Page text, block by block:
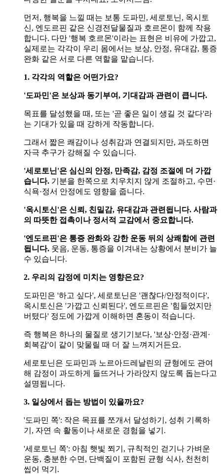
먼저, 행복을 느낄 때는 보통 도파민, 세로토닌, 옥시토
신, 엔도르핀 같은 신경전달물질과 호르몬이 함께 작용
합니다. 다만 '행복 호르몬'이라는 표현은 비유에 가깝고,
실제로는 각각이 우리 몸에서는 보상, 안정, 유대감, 통증
완화 같은 서로 다른 역할을 맡습니다.
1. 각각의 역할은 어떤가요?
'도파민'은 보상과 동기부여, 기대감과 관련이 큽니다.
목표를 달성했을 때, 또는 '곧 좋은 일이 생길 것 같다'라
는 기대가 있을 때 강하게 작동합니다.
그래서 짧은 쾌감이나 성취감과 연결되지만, 과도하면
자극 추구가 강해질 수 있습니다.
'세로토닌'은 심신의 안정, 만족감, 감정 조절에 더 가깝
습니다. 기분을 한쪽으로 치우치지 않게 조절하고, 수면·
식욕·정서 안정에도 영향을 줍니다.
'옥시토신'은 신뢰, 친밀감, 유대감과 관련됩니다. 사람과
의 따뜻한 접촉이나 정서적 교감에서 중요합니다.
'엔도르핀'은 통증 완화와 강한 운동 뒤의 상쾌함에 관련
됩니다. 웃음, 운동, 통증을 이겨내는 상황에서 분비가 늘
수 있습니다.
2. 우리의 감정에 미치는 영향은요?
도파민은 '하고 싶다', 세로토닌은 '괜찮다/안정적이다',
옥시토신은 '가깝고 신뢰된다', 엔도르핀은 '힘들었지만
버텼다' 정도에 가깝게 이해하면 혼동이 적습니다.
즉 행복은 하나의 물질로 생기기보다, '보상·안정·관계·
회복감'이 같이 맞물릴 때 더 잘 느껴지거든요.
세로토닌은 도파민과 노르아드레날린의 균형에도 관여
해 감정이 과도하게 들뜨거나 가라앉지 않도록 돕는다고
설명됩니다.
3. 일상에서 돕는 방법이 있을까요?
'도파민 쪽': 작은 목표를 쪼개서 달성하기, 성취 기록하
기, 자연 속 활동이나 새로운 경험을 넣기.
'세로토닌 쪽': 아침 햇빛 쬐기, 규칙적인 걷기나 가벼운
운동, 충분한 수면, 단백질이 포함된 균형 식사, 천천히
씹어 먹기.